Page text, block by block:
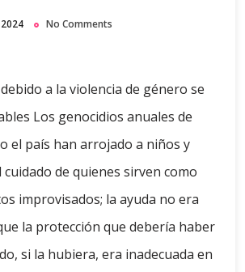
No Comments
a la violencia de género se
Los genocidios anuales de
el país han arrojado a niños y
de quienes sirven como
improvisados; la ayuda no era
la protección que debería haber
si la hubiera, era inadecuada en